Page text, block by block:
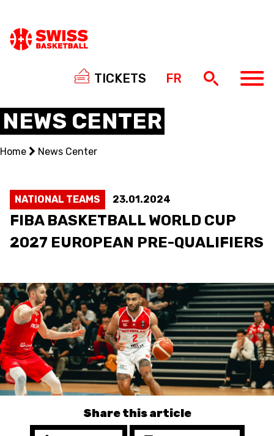
TICKETS FR
CENTRE NATIONAL
NATIONAL COMPETITIONS
3X3
YOUTH
MINI BASKET
FORMATION
BASKET EN FAUTEUIL
NEWS CENTER
Home News Center
NATIONAL TEAMS 23.01.2024
FIBA BASKETBALL WORLD CUP
2027 EUROPEAN PRE-QUALIFIERS
Share this article